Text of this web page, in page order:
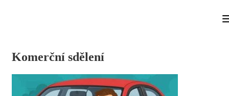
Komerční sdělení